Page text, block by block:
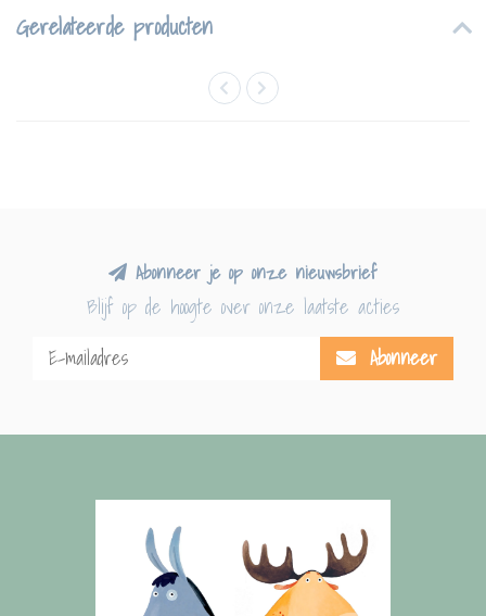
Gerelateerde producten
Abonneer je op onze nieuwsbrief
Blijf op de hoogte over onze laatste acties
Abonneer